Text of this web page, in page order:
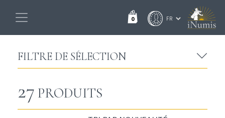
0
FILTRE DE SÉLECTION
27 PRODUITS